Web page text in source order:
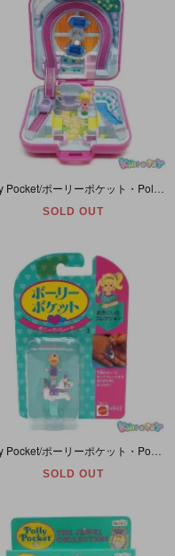
SOLD OUT
SOLD OUT